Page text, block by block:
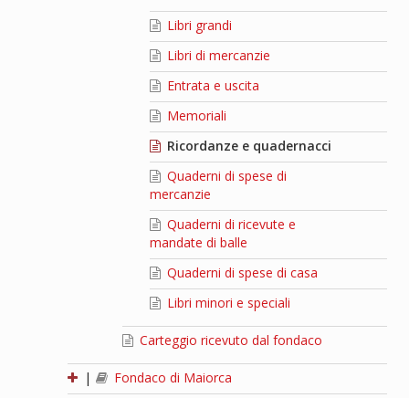
Libri grandi
Libri di mercanzie
Entrata e uscita
Memoriali
Ricordanze e quadernacci
Quaderni di spese di
mercanzie
Quaderni di ricevute e
mandate di balle
Quaderni di spese di casa
Libri minori e speciali
Carteggio ricevuto dal fondaco
|
Fondaco di Maiorca